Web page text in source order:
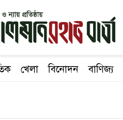
খেলা বিনোদন বাণিজ্য